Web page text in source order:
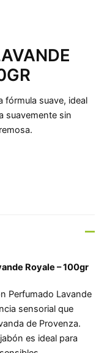
fórmula suave, ideal
suavemente sin
Royale – 100gr
Perfumado Lavande
sensorial que
de Provenza.
es ideal para